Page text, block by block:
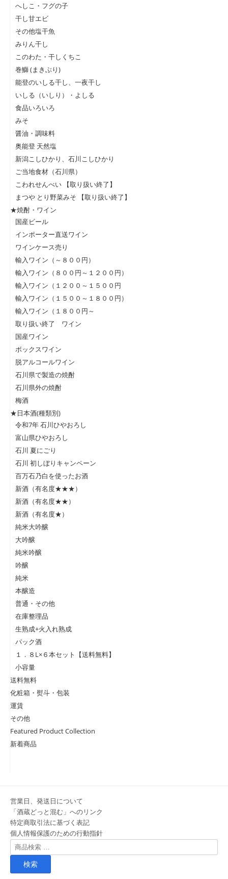
へしこ・フグの子
干し甘エビ
その他塩干魚
みりん干し
このわた・干しくちこ
巻鰤 (まきぶり)
能登のいしる干し、一夜干し
いしる（いしり）・よしる
食品いろいろ
みそ
醤油・調味料
奥能登 天然塩
新潟こしひかり、石川こしひかり
ご当地食材（石川県）
こわれせんべい 【取り扱い終了】
まつや とり野菜みそ 【取り扱い終了】
★焼酎・ワイン
国産ビール
インポーター直送ワイン
ワインケース売り
輸入ワイン（～８００円）
輸入ワイン（８００円～１２００円）
輸入ワイン（１２００～１５００円
輸入ワイン（１５００～１８００円）
輸入ワイン（１８００円～
取り扱い終了 ワイン
国産ワイン
ボックスワイン
脱アルコールワイン
石川県で製造の焼酎
石川県外の焼酎
梅酒
★日本酒(種類別)
令和7年 石川ひやおろし
富山県ひやおろし
石川 夏にごり
石川 初しぼりキャンペーン
百万石乃白を使ったお酒
新酒（有名度★★★）
新酒（有名度★★）
新酒（有名度★）
純米大吟醸
大吟醸
純米吟醸
吟醸
純米
本醸造
普通・その他
在庫整理品
生熟成+火入れ熟成
パック酒
１．８L×６本セット【送料無料】
小容量
送料無料
化粧箱・熨斗・包装
運賃
その他
Featured Product Collection
新着商品
営業日、発送日について
「酒蔵どっと混む」へのリンク
特定商取引法に基づく表記
個人情報保護のための行動指針
検
索
象: